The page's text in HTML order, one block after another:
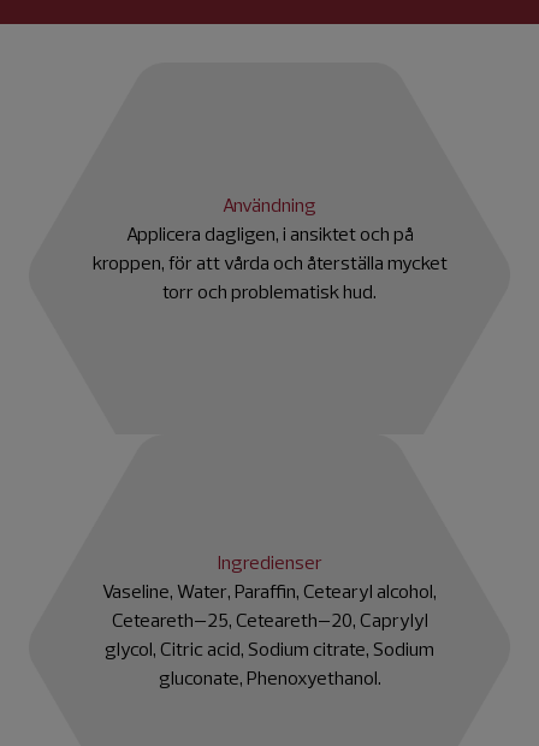
Användning
Applicera dagligen, i ansiktet och på
kroppen, för att vårda och återställa mycket
torr och problematisk hud.
Ingredienser
Vaseline, Water, Paraffin, Cetearyl alcohol,
Ceteareth–25, Ceteareth–20, Caprylyl
glycol, Citric acid, Sodium citrate, Sodium
gluconate, Phenoxyethanol.